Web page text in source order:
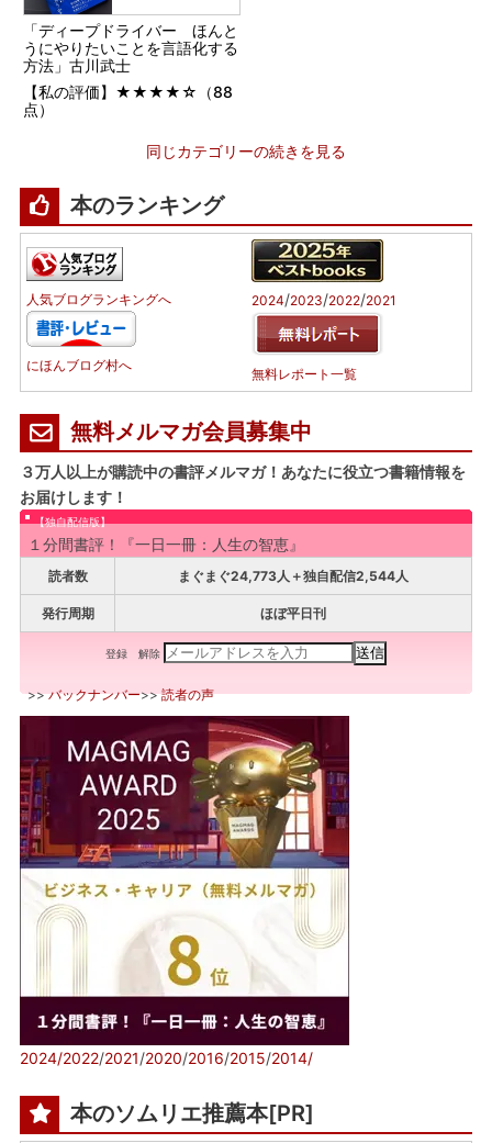
「ディープドライバー ほんと
うにやりたいことを言語化する
方法」古川武士
【私の評価】★★★★☆（88
点）
同じカテゴリーの続きを見る
本のランキング
人気ブログランキングへ
にほんブログ村へ
2024/2023/2022/2021
無料レポート一覧
無料メルマガ会員募集中
３万人以上が購読中の書評メルマガ！あなたに役立つ書籍情報を
お届けします！
【独自配信版】
１分間書評！『一日一冊：人生の智恵』
読者数 まぐまぐ24,773人＋独自配信2,544人
発行周期 ほぼ平日刊
登録 解除
>>バックナンバー>>読者の声
2024/2022/2021/2020/2016/2015/2014/
本のソムリエ推薦本[PR]